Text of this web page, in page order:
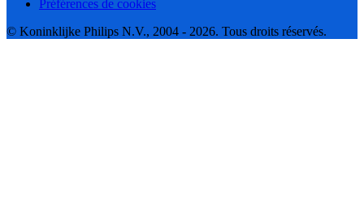
Préférences de cookies
© Koninklijke Philips N.V., 2004 - 2026. Tous droits réservés.